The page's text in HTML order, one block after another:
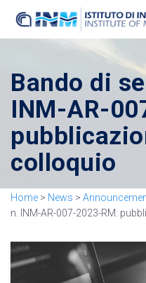
Bando di
INM-AR-
colloquio
Home > News >
n. INM-AR-007-2023-RM: